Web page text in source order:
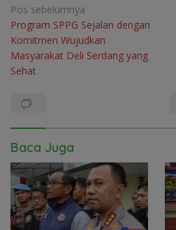
Navigasi
pos
Pos sebelumnya
Program SPPG Sejalan dengan
Komitmen Wujudkan
Masyarakat Deli Serdang yang
Sehat
Baca Juga